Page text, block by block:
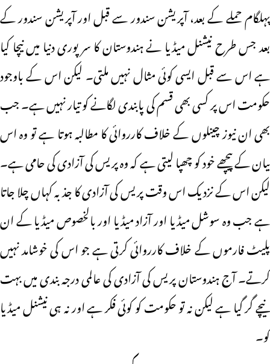
پہلگام حملے کے بعد، آپریشن سندور سے قبل اور آپریشن سندور کے
بعد جس طرح نیشنل میڈیا نے ہندوستان کا سر پوری دنیا میں نیچا کیا
ہے اس سے قبل ایسی کوئی مثال نہیں ملتی۔ لیکن اس کے باوجود
حکومت اس پر کسی بھی قسم کی پابندی لگانے کو تیار نہیں ہے۔ جب
بھی ان نیوز چینلوں کے خلاف کارروائی کا مطالبہ ہوتا ہے تو وہ اس
بیان کے پیچھے خود کو چھپا لیتی ہے کہ وہ پریس کی آزادی کی حامی ہے۔
لیکن اس کے نزدیک اس وقت پریس کی آزادی کا جذبہ کہاں چلا جاتا
ہے جب وہ سوشل میڈیا اور آزاد میڈیا اور بالخصوص میڈیا کے ان
پلیٹ فارموں کے خلاف کارروائی کرتی ہے جو اس کی خوشامد نہیں
کرتے۔ آج ہندوستان پریس کی آزادی کی عالمی درجہ بندی میں بہت
نیچے گر گیا ہے لیکن نہ تو حکومت کو کوئی فکر ہے اور نہ ہی نیشنل میڈیا
کو۔